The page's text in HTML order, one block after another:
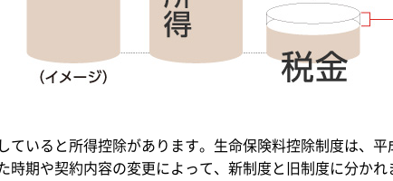
ていると所得控除があります。生命保険料控除制度は、
時期や契約内容の変更によって、新制度と旧制度に分か